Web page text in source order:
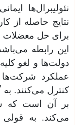
نئولیبرال‌ها
نتایج حاصله از
برای حل معضلات
این رابطه
دولت‌ها و لغو
عملکرد شرکت‌ها
کنترل می‌کنند. به
بر آن است که
می‌کند. به